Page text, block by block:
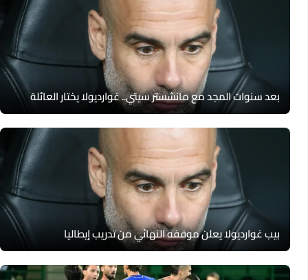
بعد سنوات المجد مع مانشستر سيتي.. غوارديولا يختار العائلة
بيب غوارديولا يعلن موقفه النهائي من تدريب إيطاليا